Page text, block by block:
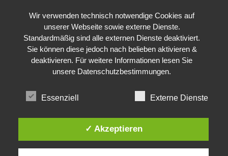
Wir verwenden technisch notwendige Cookies auf
unserer Webseite sowie externe Dienste.
Standardmäßig sind alle externen Dienste deaktiviert.
Sie können diese jedoch nach belieben aktivieren &
deaktivieren. Für weitere Informationen lesen Sie
unsere Datenschutzbestimmungen.
Essenziell Externe Dienste
✓ Akzeptieren